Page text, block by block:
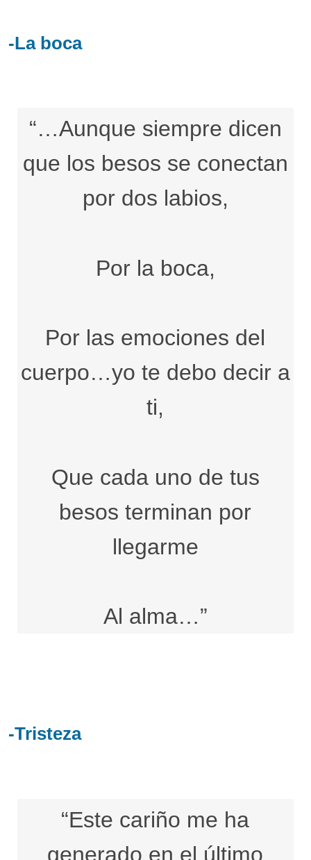
-La boca
“…Aunque siempre dicen
que los besos se conectan
por dos labios,
Por la boca,
Por las emociones del
cuerpo…yo te debo decir a
ti,
Que cada uno de tus
besos terminan por
llegarme
Al alma…”
-Tristeza
“Este cariño me ha
generado en el último